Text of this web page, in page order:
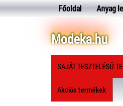
Főoldal Anyag
Modeka.hu
SAJÁT TESZTELÉSŰ
Akciós termékek